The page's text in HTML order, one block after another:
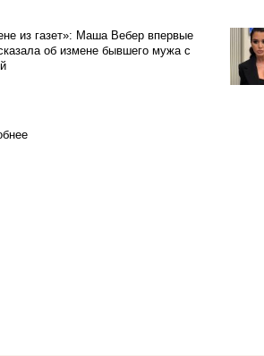
из газет»: Маша Вебер впервые
об измене бывшего мужа с